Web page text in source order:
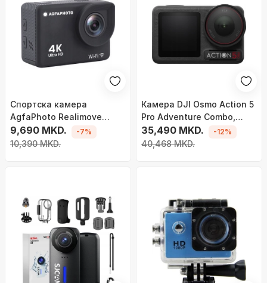
Спортска камера
AgfaPhoto Realimove
AC9000, 4K Ultra HD, Wi‑Fi,
црна
9,690 MKD.
10,390 MKD.
-7%
Камера DJI Osmo Action 5
Pro Adventure Combo,
црна боја
35,490 MKD.
40,468 MKD.
-12%